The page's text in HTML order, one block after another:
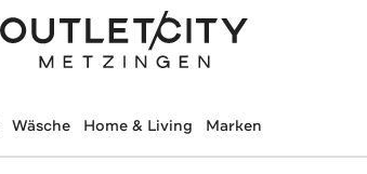
Wäsche Home & Living Marken